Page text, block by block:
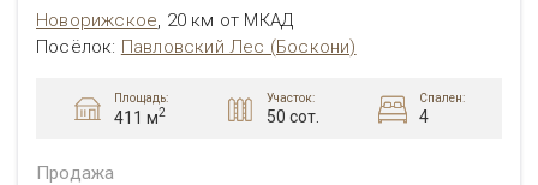
Новорижское, 20 км от МКАД
Посёлок: Павловский Лес (Боскони)
Площадь:
411 м2
Участок:
50 сот.
Спален:
4
Продажа